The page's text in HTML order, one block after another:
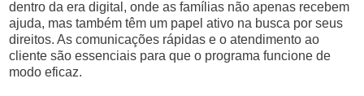
dentro da era digital, onde as famílias não apenas recebem
ajuda, mas também têm um papel ativo na busca por seus
direitos. As comunicações rápidas e o atendimento ao
cliente são essenciais para que o programa funcione de
modo eficaz.